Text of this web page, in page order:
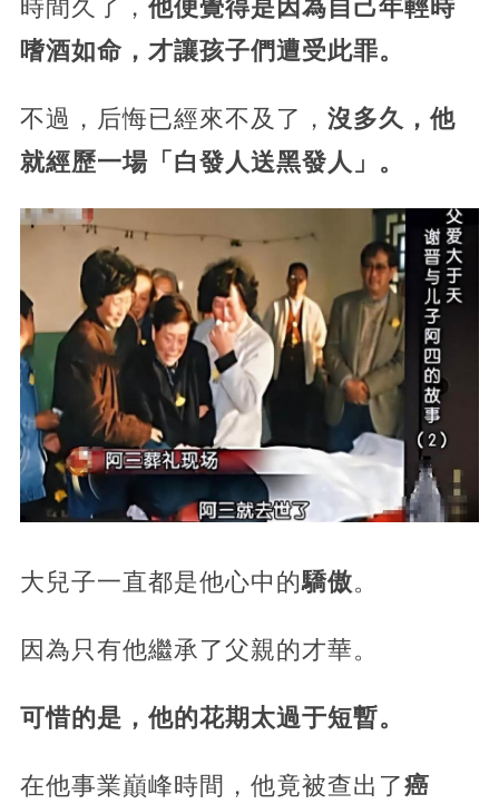
時間久了， 他便覺得是因為自己年輕時
嗜酒如命，才讓孩子們遭受此罪。
不過，后悔已經來不及了， 沒多久，他
就經歷一場「白發人送黑發人」。
大兒子一直都是他心中的驕傲。
因為只有他繼承了父親的才華。
可惜的是，他的花期太過于短暫。
在他事業巔峰時間，他竟被查出了癌